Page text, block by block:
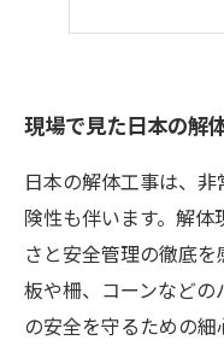
現場で見た日本の解
日本の解体工事は、
険性も伴います。解
さと安全管理の徹底
板や柵、コーンなど
の安全を守るための